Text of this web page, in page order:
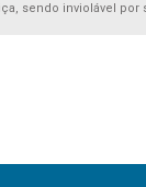
sendo inviolável